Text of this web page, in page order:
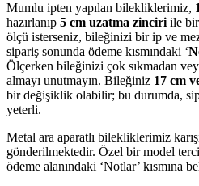
Mumlu ipten yapılan bilekliklerimiz,
hazırlanıp 5 cm uzatma zinciri ile
ölçü isterseniz, bileğinizi bir ip ve
sipariş sonunda ödeme kısmındaki ‘
Ölçerken bileğinizi çok sıkmadan
almayı unutmayın. Bileğiniz 17 cm
bir değişiklik olabilir; bu durumda,
yeterli.
Metal ara aparatlı bilekliklerimiz
gönderilmektedir. Özel bir model
ödeme alanındaki ‘Notlar’ kısmına